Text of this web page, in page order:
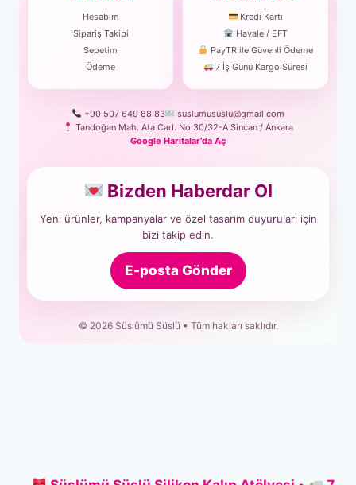
Hesabım
Sipariş Takibi
Sepetim
Ödeme
Kredi Kartı
Havale / EFT
PayTR ile Güvenli Ödeme
7 İş Günü Kargo Süresi
+90 507 649 88 83
suslumususlu@gmail.com
Tandoğan Mah. Ata Cad. No:30/32-A Sincan / Ankara
Google Haritalar’da Aç
Bizden Haberdar Ol
Yeni ürünler, kampanyalar ve özel tasarım duyuruları için
bizi takip edin.
E-posta Gönder
© 2026 Süslümü Süslü • Tüm hakları saklıdır.